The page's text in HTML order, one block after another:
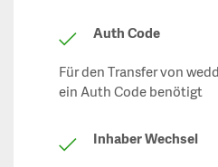
Auth Code
Für den Transfer von
ein Auth Code benötigt
Inhaber Wechsel